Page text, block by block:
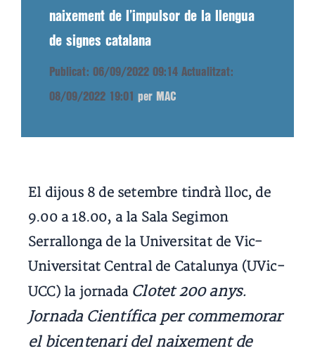
naixement de l’impulsor de la llengua
de signes catalana
Publicat: 06/09/2022 09:14 Actualitzat:
08/09/2022 19:01 per MAC
El dijous 8 de setembre tindrà lloc, de
9.00 a 18.00, a la Sala Segimon
Serrallonga de la Universitat de Vic-
Universitat Central de Catalunya (UVic-
UCC) la jornada Clotet 200 anys.
Jornada Científica per commemorar
el bicentenari del naixement de